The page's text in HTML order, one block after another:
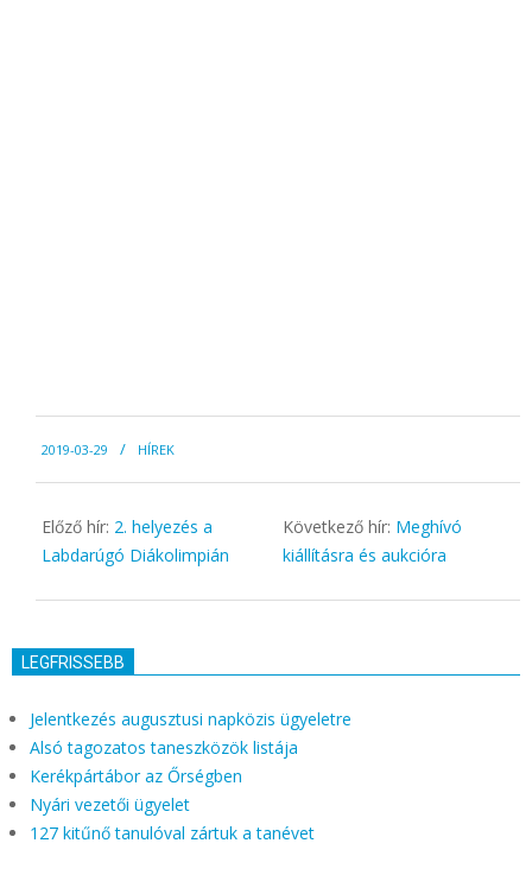
03-
29
2019-03-29 HÍREK
Előző hír: 2. helyezés a
Labdarúgó Diákolimpián
Következő hír: Meghívó
kiállításra és aukcióra
LEGFRISSEBB
Jelentkezés augusztusi napközis ügyeletre
Alsó tagozatos taneszközök listája
Kerékpártábor az Őrségben
Nyári vezetői ügyelet
127 kitűnő tanulóval zártuk a tanévet